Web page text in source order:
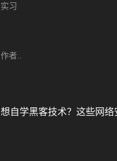
实习
作者..